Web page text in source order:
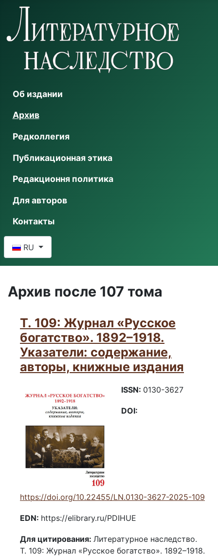
Об издании
Архив
Редколлегия
Публикационная этика
Редакционня политика
Для авторов
Контакты
RU
Архив после 107 тома
Т. 109: Журнал «Русское
богатство». 1892–1918.
Указатели: содержание,
авторы, книжные издания
ISSN: 0130-3627
DOI:
https://doi.org/10.22455/LN.0130-3627-2025-109
EDN: https://elibrary.ru/PDIHUE
Для цитирования: Литературное наследство.
Т. 109: Журнал «Русское богатство». 1892–1918.